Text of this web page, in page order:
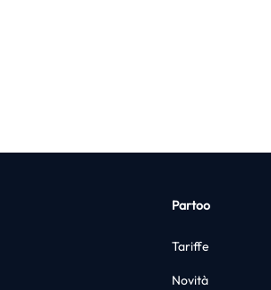
Partoo
Tariffe
Novità